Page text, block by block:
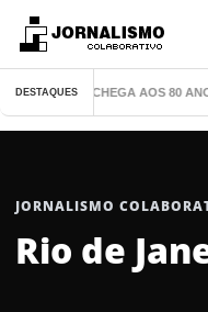
DESTAQUES
LIVROS CHEGA AOS 80 ANOS
JORNALISMO
Rio de